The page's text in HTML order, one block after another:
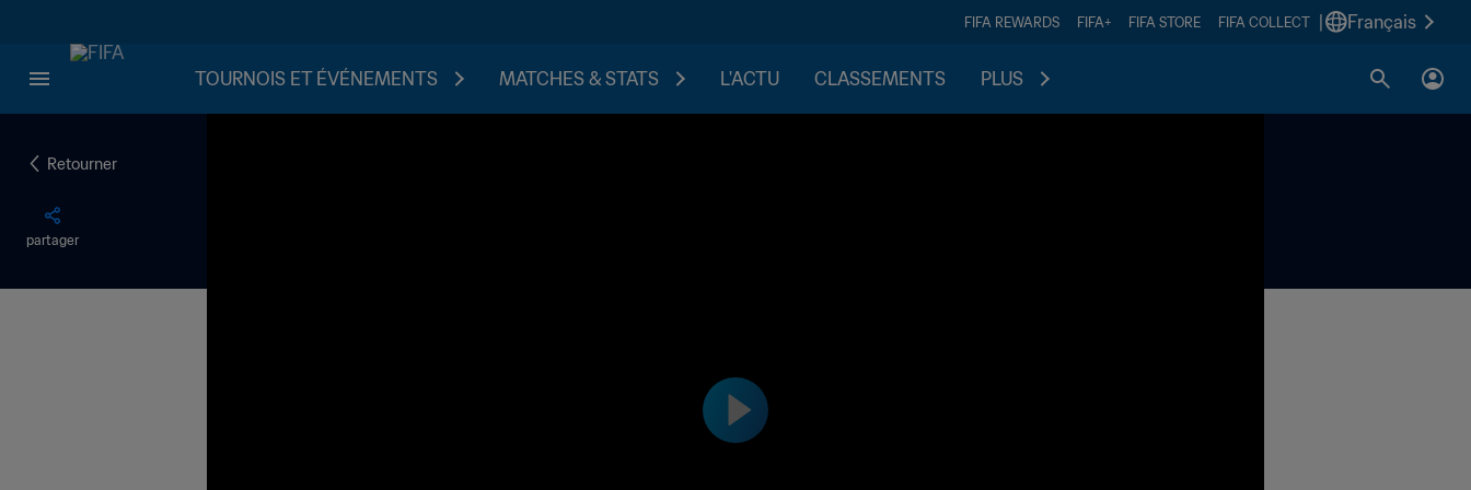
FIFA REWARDS FIFA+ FIFA STORE FIFA COLLECT Français
TOURNOIS ET ÉVÉNEMENTS MATCHES & STATS L'ACTU CLASSEMENTS PLUS
Retourner
partager